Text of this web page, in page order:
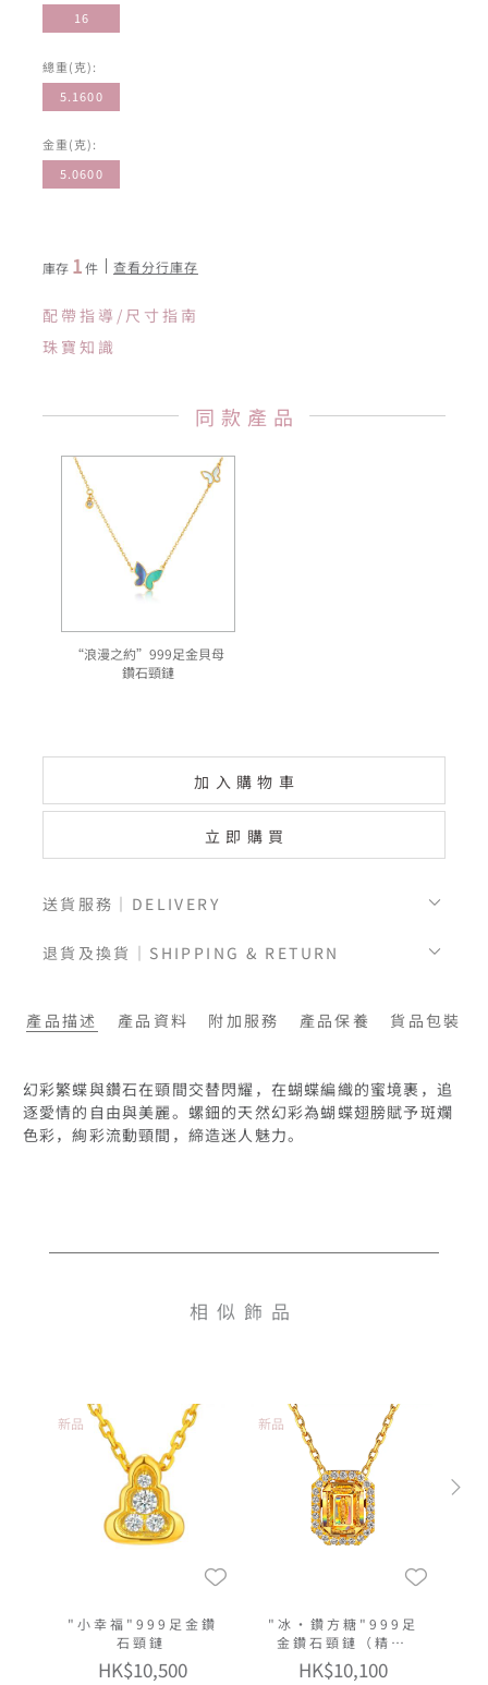
16
總重(克):
5.1600
金重(克):
5.0600
庫存 1件 查看分行庫存
配帶指導/尺寸指南
珠寶知識
同款產品
“浪漫之約”999足金貝母
鑽石頸鏈
加入購物車
立即購買
送貨服務｜DELIVERY
退貨及換貨｜SHIPPING & RETURN
產品描述 產品資料 附加服務 產品保養 貨品包裝
幻彩繁蝶與鑽石在頸間交替閃耀，在蝴蝶編織的蜜境裹，追
逐愛情的自由與美麗。螺鈿的天然幻彩為蝴蝶翅膀賦予斑斕
色彩，絢彩流動頸間，締造迷人魅力。
相似飾品
新品
"小幸福"999足金鑽
石頸鏈
HK$10,500
新品
"冰·鑽方糖"999足
金鑽石頸鏈（精緻
款）
HK$10,100